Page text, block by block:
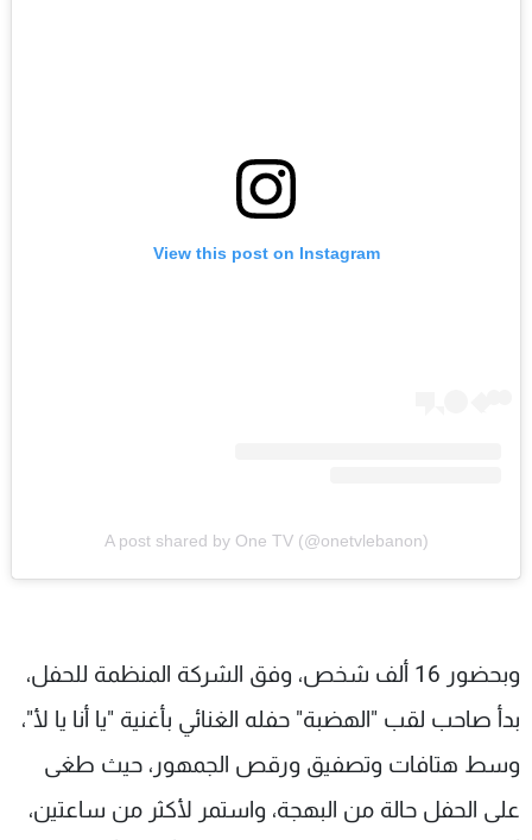
View this post on Instagram
A post shared by One TV (@onetvlebanon)
وبحضور 16 ألف شخص، وفق الشركة المنظمة للحفل،
بدأ صاحب لقب "الهضبة" حفله الغنائي بأغنية "يا أنا يا لأ"،
وسط هتافات وتصفيق ورقص الجمهور، حيث طغى
على الحفل حالة من البهجة، واستمر لأكثر من ساعتين،